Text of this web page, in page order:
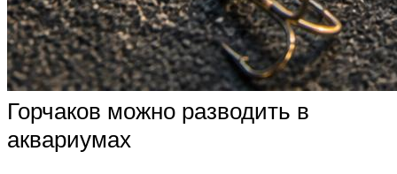
Горчаков можно разводить в
аквариумах